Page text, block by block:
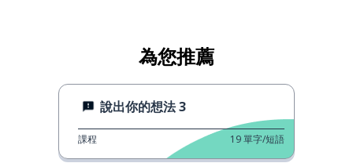
為您推薦
說出你的想法 3
課程 19單字/短語